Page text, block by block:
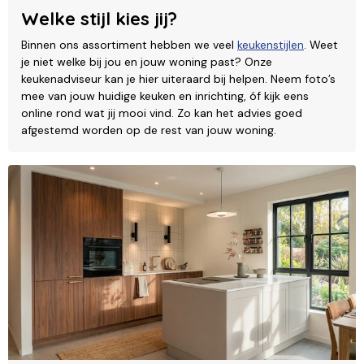
Welke stijl kies jij?
Binnen ons assortiment hebben we veel keukenstijlen. Weet
je niet welke bij jou en jouw woning past? Onze
keukenadviseur kan je hier uiteraard bij helpen. Neem foto’s
mee van jouw huidige keuken en inrichting, óf kijk eens
online rond wat jij mooi vind. Zo kan het advies goed
afgestemd worden op de rest van jouw woning.